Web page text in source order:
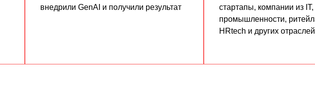
внедрили GenAI и получили результат
стартапы, компании из
промышленности,
HRtech и других отраслей